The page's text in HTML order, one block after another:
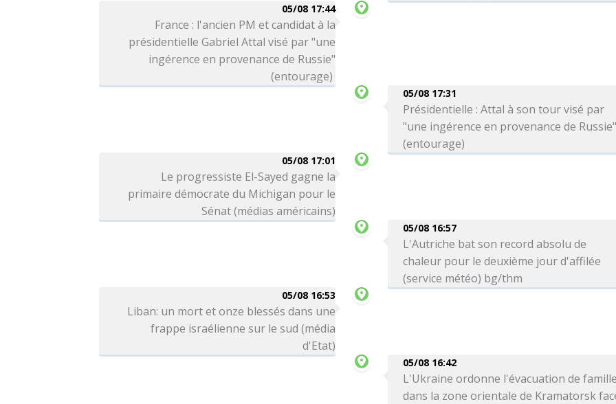
05/08 17:44
France : l'ancien PM et candidat à la
présidentielle Gabriel Attal visé par "une
ingérence en provenance de Russie"
(entourage)
05/08 17:31
Présidentielle : Attal à son tour visé par
"une ingérence en provenance de
(entourage)
05/08 17:01
Le progressiste El-Sayed gagne la
primaire démocrate du Michigan pour le
Sénat (médias américains)
05/08 16:57
L'Autriche bat son record absolu de
chaleur pour le deuxième jour d'affilée
(service météo) bg/thm
05/08 16:53
Liban: un mort et onze blessés dans une
frappe israélienne sur le sud (média
d'Etat)
05/08 16:42
L'Ukraine ordonne l'évacuation de
dans la zone orientale de Kramatorsk